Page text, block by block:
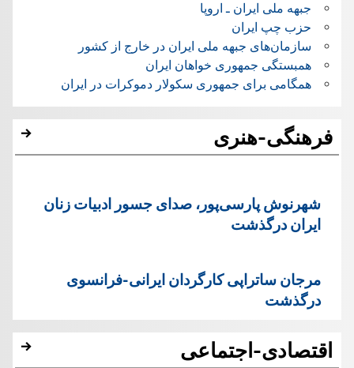
جبهه ملی ایران ـ اروپا
حزب چپ ایران
سازمان‌های جبهه ملی ایران در خارج از کشور
همبستگی جمهوری خواهان ایران
همگامی برای جمهوری سکولار دموکرات در ایران
فرهنگی-هنری
شهرنوش پارسی‌پور، صدای جسور ادبیات زنان
ایران درگذشت
مرجان ساتراپی کارگردان ایرانی-فرانسوی
درگذشت
اقتصادی-اجتماعی